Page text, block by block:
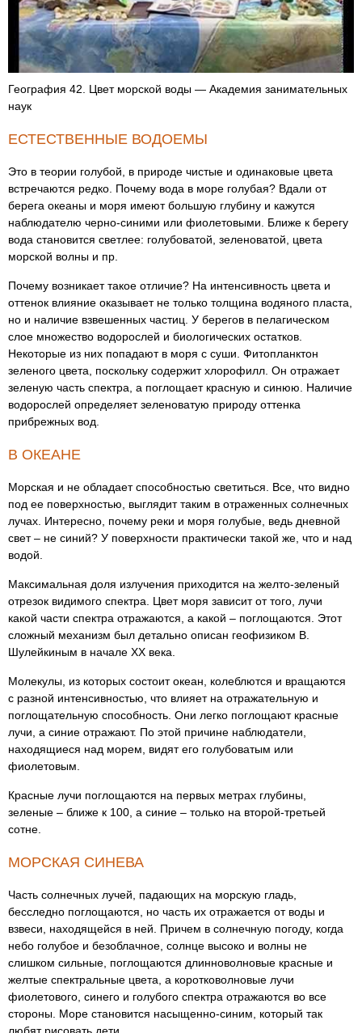
География 42. Цвет морской воды — Академия занимательных
наук
ЕСТЕСТВЕННЫЕ ВОДОЕМЫ
Это в теории голубой, в природе чистые и одинаковые цвета
встречаются редко. Почему вода в море голубая? Вдали от
берега океаны и моря имеют большую глубину и кажутся
наблюдателю черно-синими или фиолетовыми. Ближе к берегу
вода становится светлее: голубоватой, зеленоватой, цвета
морской волны и пр.
Почему возникает такое отличие? На интенсивность цвета и
оттенок влияние оказывает не только толщина водяного пласта,
но и наличие взвешенных частиц. У берегов в пелагическом
слое множество водорослей и биологических остатков.
Некоторые из них попадают в моря с суши. Фитопланктон
зеленого цвета, поскольку содержит хлорофилл. Он отражает
зеленую часть спектра, а поглощает красную и синюю. Наличие
водорослей определяет зеленоватую природу оттенка
прибрежных вод.
В ОКЕАНЕ
Морская и не обладает способностью светиться. Все, что видно
под ее поверхностью, выглядит таким в отраженных солнечных
лучах. Интересно, почему реки и моря голубые, ведь дневной
свет – не синий? У поверхности практически такой же, что и над
водой.
Максимальная доля излучения приходится на желто-зеленый
отрезок видимого спектра. Цвет моря зависит от того, лучи
какой части спектра отражаются, а какой – поглощаются. Этот
сложный механизм был детально описан геофизиком В.
Шулейкиным в начале ХХ века.
Молекулы, из которых состоит океан, колеблются и вращаются
с разной интенсивностью, что влияет на отражательную и
поглощательную способность. Они легко поглощают красные
лучи, а синие отражают. По этой причине наблюдатели,
находящиеся над морем, видят его голубоватым или
фиолетовым.
Красные лучи поглощаются на первых метрах глубины,
зеленые – ближе к 100, а синие – только на второй-третьей
сотне.
МОРСКАЯ СИНЕВА
Часть солнечных лучей, падающих на морскую гладь,
бесследно поглощаются, но часть их отражается от воды и
взвеси, находящейся в ней. Причем в солнечную погоду, когда
небо голубое и безоблачное, солнце высоко и волны не
слишком сильные, поглощаются длинноволновые красные и
желтые спектральные цвета, а коротковолновые лучи
фиолетового, синего и голубого спектра отражаются во все
стороны. Море становится насыщенно-синим, который так